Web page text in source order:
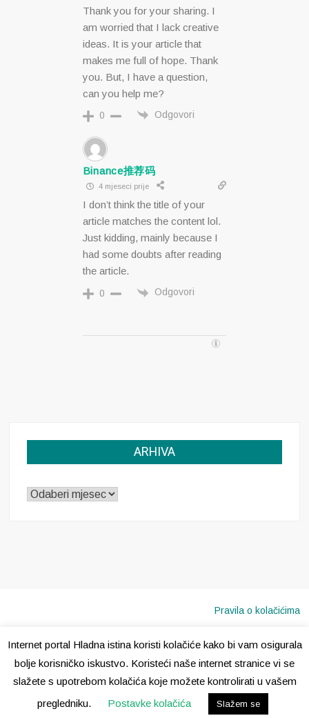
Thank you for your sharing. I
am worried that I lack creative
ideas. It is your article that
makes me full of hope. Thank
you. But, I have a question,
can you help me?
0 Odgovori
Binance推荐码
4 mjeseci prije
I don’t think the title of your
article matches the content lol.
Just kidding, mainly because I
had some doubts after reading
the article.
0 Odgovori
ARHIVA
ARHIVA
Pravila o kolačićima
Internet portal Hladna istina koristi kolačiće kako bi vam osigurala
bolje korisničko iskustvo. Koristeći naše internet stranice vi se
slažete s upotrebom kolačića koje možete kontrolirati u vašem
pregledniku.
Postavke kolačića Slažem se
Copyright © 2020 · Sva prava pridržana · Hladna Istina